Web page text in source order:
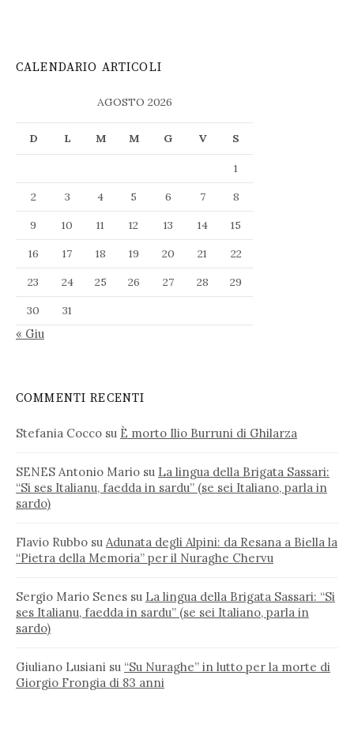
CALENDARIO ARTICOLI
AGOSTO 2026
D L M M G V S
1
2
3 4 5 6 7
8
9
10 11 12 13 14
15
16
17 18 19 20 21
22
23
24 25 26 27 28
29
30
31
« Giu
COMMENTI RECENTI
Stefania Cocco su È morto Ilio Burruni di Ghilarza
SENES Antonio Mario su La lingua della Brigata Sassari:
“Si ses Italianu, faedda in sardu” (se sei Italiano, parla in
sardo)
Flavio Rubbo su Adunata degli Alpini: da Resana a Biella la
“Pietra della Memoria” per il Nuraghe Chervu
Sergio Mario Senes su La lingua della Brigata Sassari: “Si
ses Italianu, faedda in sardu” (se sei Italiano, parla in
sardo)
Giuliano Lusiani su “Su Nuraghe” in lutto per la morte di
Giorgio Frongia di 83 anni